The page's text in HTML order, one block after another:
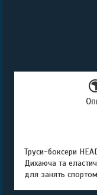
Труси-боксери
Дихаюча та
для занять